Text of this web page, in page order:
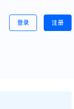
登录 注册